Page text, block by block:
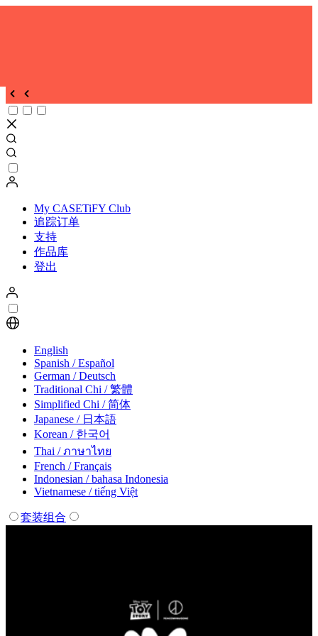
My CASETiFY Club
追踪订单
支持
作品库
登出
English
Spanish / Español
German / Deutsch
Traditional Chi / 繁體
Simplified Chi / 简体
Japanese / 日本語
Korean / 한국어
Thai / ภาษาไทย
French / Français
Indonesian / bahasa Indonesia
Vietnamese / tiếng Việt
套装组合